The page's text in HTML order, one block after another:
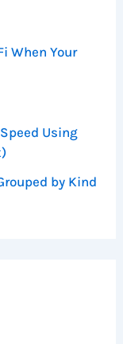
When Your
Using
by Kind